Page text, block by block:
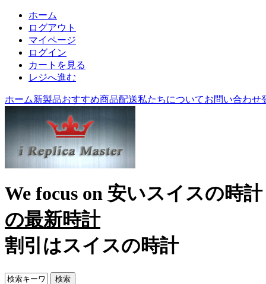
ホーム
ログアウト
マイページ
ログイン
カートを見る
レジへ進む
ホーム新製品おすすめ商品配送私たちについてお問い合わせ
We focus on 安いスイスの時計
の最新時計
割引はスイスの時計